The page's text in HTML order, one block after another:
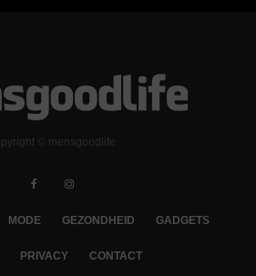
© mensgoodlife
MODE GEZONDHEID GADGETS
PRIVACY CONTACT